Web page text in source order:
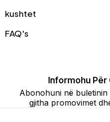
kushtet
FAQ's
Informohu
Abonohuni në
gjitha promovimet